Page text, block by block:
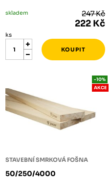
skladem 247 Kč
222 Kč
ks
STAVEBNÍ SMRKOVÁ FOŠNA
50/250/4000
-10%
AKCE